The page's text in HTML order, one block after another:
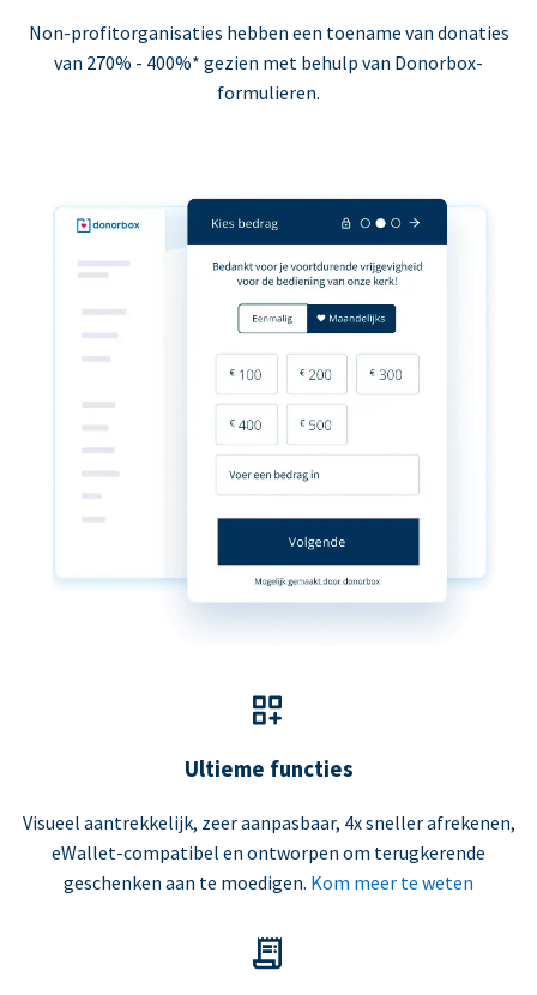
Non-profitorganisaties hebben een toename van donaties
van 270% - 400%* gezien met behulp van Donorbox-
formulieren.
Ultieme functies
Visueel aantrekkelijk, zeer aanpasbaar, 4x sneller afrekenen,
eWallet-compatibel en ontworpen om terugkerende
geschenken aan te moedigen. Kom meer te weten